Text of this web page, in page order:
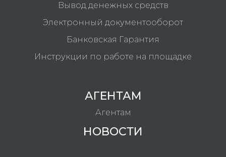
Вывод денежных средств
Электронный документооборот
Банковская Гарантия
Инструкции по работе на площадке
АГЕНТАМ
Агентам
НОВОСТИ